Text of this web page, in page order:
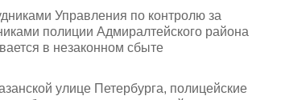
Управления по контролю за
полиции Адмиралтейского района
в незаконном сбыте
улице Петербурга, полицейские